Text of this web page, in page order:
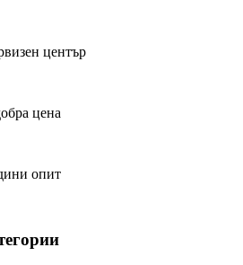
център
цена
опит